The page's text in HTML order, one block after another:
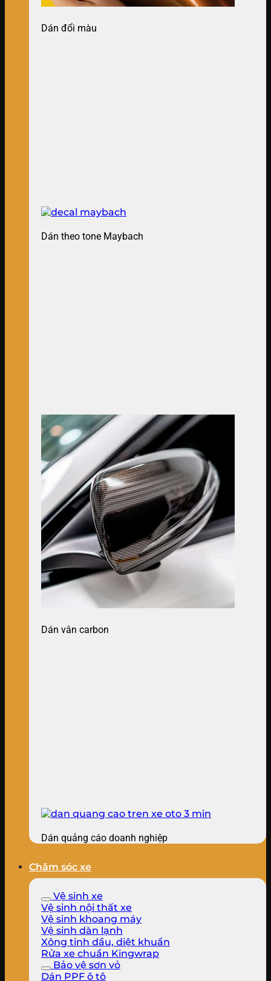
Dán đổi màu
Dán theo tone Maybach
Dán vân carbon
Dán quảng cáo doanh nghiệp
Chăm sóc xe
Vệ sinh xe
Vệ sinh nội thất xe
Vệ sinh khoang máy
Vệ sinh dàn lạnh
Xông tinh dầu, diệt khuẩn
Rửa xe chuẩn Kingwrap
Bảo vệ sơn vỏ
Dán PPF ô tô